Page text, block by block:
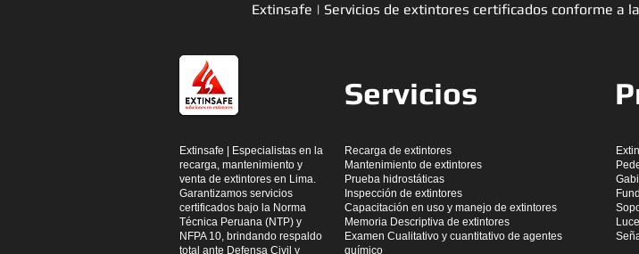
Extinsafe | Servicios de extintores certificados conforme a
Extinsafe | Especialistas en la
recarga, mantenimiento y
venta de extintores en Lima.
Garantizamos servicios
certificados bajo la Norma
Técnica Peruana (NTP) y
NFPA 10, brindando respaldo
total ante Defensa Civil y
Servicios
Recarga de extintores
Mantenimiento de extintores
Prueba hidrostáticas
Inspección de extintores
Capacitación en uso y manejo de extintores
Memoria Descriptiva de extintores
Examen Cualitativo y cuantitativo de agentes
químico